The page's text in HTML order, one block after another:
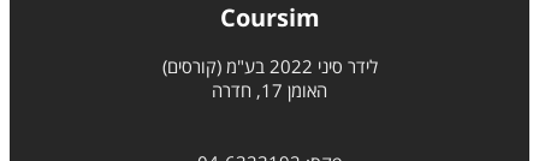
Coursim
לידר סיני 2022 בע"מ (קורסים)
האומן 17, חדרה